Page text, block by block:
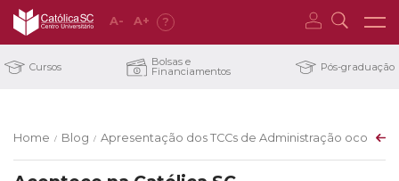
A- A+ ?
Cursos Bolsas e
Financiamentos Pós-graduação
Home / Blog / Apresentação dos TCCs de Administração ocorre